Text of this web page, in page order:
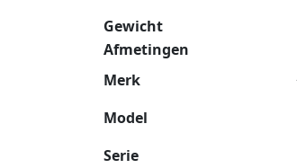
Gewicht
Afmetingen
Merk
Model
Serie